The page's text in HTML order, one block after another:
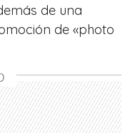
de una
de «photo